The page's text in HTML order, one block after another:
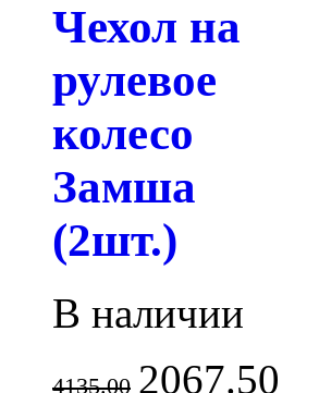
Чехол на
рулевое
колесо
Замша
(2шт.)
В наличии
4135.00 2067.50